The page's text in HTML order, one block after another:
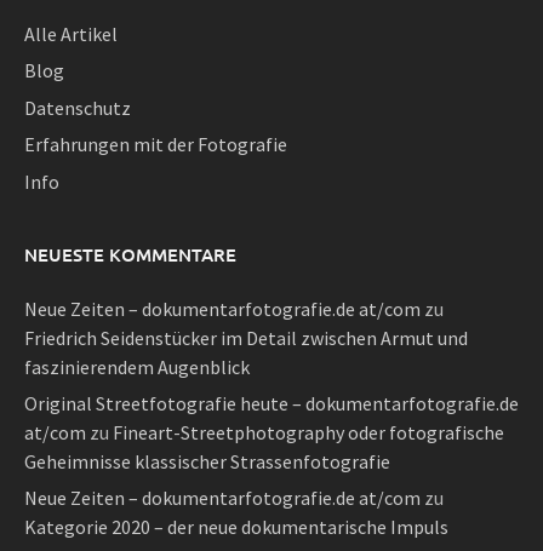
Alle Artikel
Blog
Datenschutz
Erfahrungen mit der Fotografie
Info
NEUESTE KOMMENTARE
Neue Zeiten – dokumentarfotografie.de at/com zu
Friedrich Seidenstücker im Detail zwischen Armut und
faszinierendem Augenblick
Original Streetfotografie heute – dokumentarfotografie.de
at/com zu Fineart-Streetphotography oder fotografische
Geheimnisse klassischer Strassenfotografie
Neue Zeiten – dokumentarfotografie.de at/com zu
Kategorie 2020 – der neue dokumentarische Impuls